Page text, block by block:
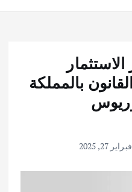
بالمملكة
فبراير 27, 2025